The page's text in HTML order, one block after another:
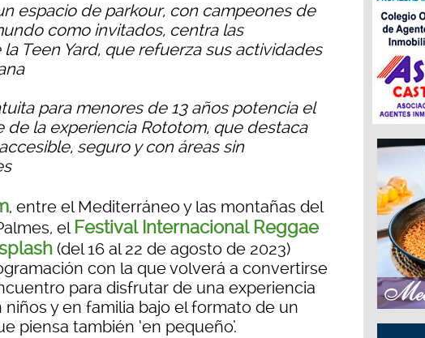
espacio de parkour, con campeones de
como invitados, centra las
Teen Yard, que refuerza sus actividades
para menores de 13 años potencia el
de la experiencia Rototom, que destaca
seguro y con áreas sin
, entre el Mediterráneo y las montañas del
el Festival Internacional Reggae
(del 16 al 22 de agosto de 2023)
con la que volverá a convertirse
para disfrutar de una experiencia
niños y en familia bajo el formato de un
piensa también ‘en pequeño’.